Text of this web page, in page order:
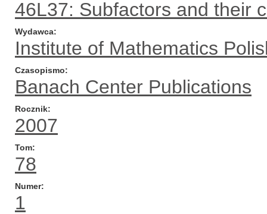
46L37: Subfactors and their
Wydawca
Institute of Mathematics
Czasopismo
Banach Center Publications
Rocznik
2007
Tom
78
Numer
1